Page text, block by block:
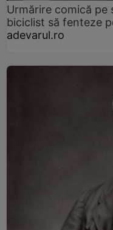
Urmărire comică pe
biciclist să fenteze
adevarul.ro